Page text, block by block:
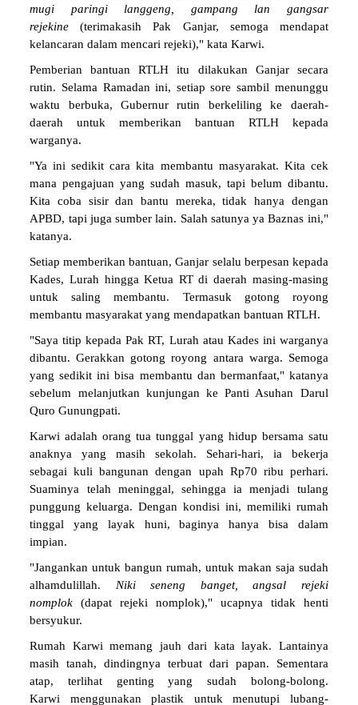
mugi paringi langgeng, gampang lan gangsar
rejekine (terimakasih Pak Ganjar, semoga mendapat
kelancaran dalam mencari rejeki)," kata Karwi.
Pemberian bantuan RTLH itu dilakukan Ganjar secara
rutin. Selama Ramadan ini, setiap sore sambil menunggu
waktu berbuka, Gubernur rutin berkeliling ke daerah-
daerah untuk memberikan bantuan RTLH kepada
warganya.
"Ya ini sedikit cara kita membantu masyarakat. Kita cek
mana pengajuan yang sudah masuk, tapi belum dibantu.
Kita coba sisir dan bantu mereka, tidak hanya dengan
APBD, tapi juga sumber lain. Salah satunya ya Baznas ini,"
katanya.
Setiap memberikan bantuan, Ganjar selalu berpesan kepada
Kades, Lurah hingga Ketua RT di daerah masing-masing
untuk saling membantu. Termasuk gotong royong
membantu masyarakat yang mendapatkan bantuan RTLH.
"Saya titip kepada Pak RT, Lurah atau Kades ini warganya
dibantu. Gerakkan gotong royong antara warga. Semoga
yang sedikit ini bisa membantu dan bermanfaat," katanya
sebelum melanjutkan kunjungan ke Panti Asuhan Darul
Quro Gunungpati.
Karwi adalah orang tua tunggal yang hidup bersama satu
anaknya yang masih sekolah. Sehari-hari, ia bekerja
sebagai kuli bangunan dengan upah Rp70 ribu perhari.
Suaminya telah meninggal, sehingga ia menjadi tulang
punggung keluarga. Dengan kondisi ini, memiliki rumah
tinggal yang layak huni, baginya hanya bisa dalam
impian.
"Jangankan untuk bangun rumah, untuk makan saja sudah
alhamdulillah. Niki seneng banget, angsal rejeki
nomplok (dapat rejeki nomplok)," ucapnya tidak henti
bersyukur.
Rumah Karwi memang jauh dari kata layak. Lantainya
masih tanah, dindingnya terbuat dari papan. Sementara
atap, terlihat genting yang sudah bolong-bolong.
Karwi menggunakan plastik untuk menutupi lubang-